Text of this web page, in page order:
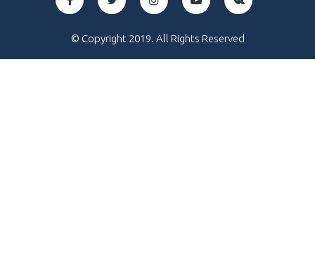
© Copyright 2019. All Rights Reserved